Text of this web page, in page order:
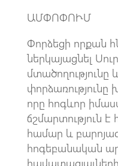
ԱՄՓՈՓՈՒՄ
Փորձեցի որքան
ներկայացնել
մտածողությունը
որը հոգևոր
ճշմարտություն
համար և
հոգեբանական